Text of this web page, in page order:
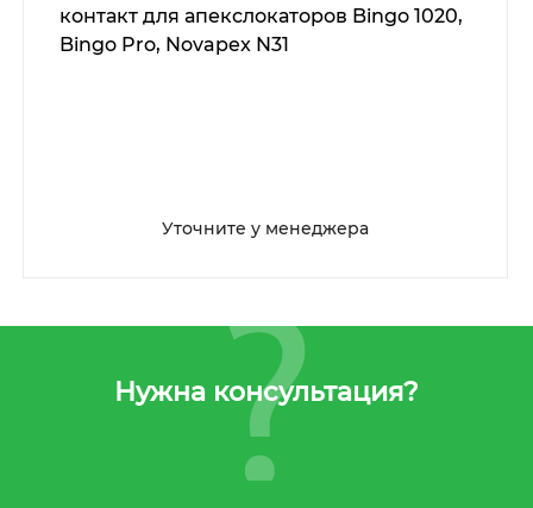
контакт для апекслокаторов Bingo 1020,
Bingo Pro, Novapex N31
Уточните у менеджера
Нужна консультация?